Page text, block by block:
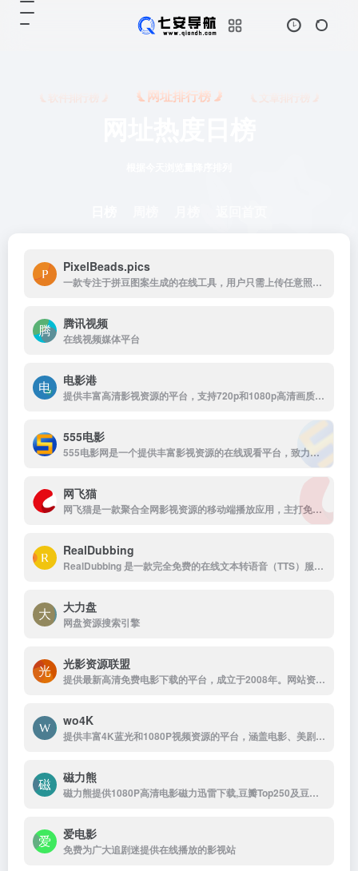
网址排行榜
PixelBeads.pics
一款专注于拼豆图案生成的在线工具，用户只需上传任意照片或图片，即可一键将其像素化为可打印的拼豆图稿。
腾讯视频
在线视频媒体平台
电影港
提供丰富高清影视资源的平台，支持720p和1080p高清画质下载。资源丰富，更新及时，支持免费下载，无需注册，是影视爱好者的理想选择。
555电影
555电影网是一个提供丰富影视资源的在线观看平台，致力于为用户提供高清、无广告的观影体验。该网站涵盖多种类型的影视内容，包括电影、电视剧、动漫、综艺等，满足不同观众的需求。
网飞猫
网飞猫是一款聚合全网影视资源的移动端播放应用，主打免费、高画...
RealDubbing
RealDubbing 是一款完全免费的在线文本转语音（TTS）服务，它通过先进的AI技术，帮助用户轻松将文字转换为自然、高质量的语音。
大力盘
网盘资源搜索引擎
光影资源联盟
提供最新高清免费电影下载的平台，成立于2008年。网站资源丰富，支持迅雷等多种下载方式，所有资源均可免费下载。平台明确声明不存储实际文件，所有资源均由用户自发共享，用户可放心使用。
wo4K
提供丰富4K蓝光和1080P视频资源的平台，涵盖电影、美剧、纪录片、演唱会等。资源丰富，更新及时，支持免费下载，是追求高清观影体验的用户的理想选择。
磁力熊
磁力熊提供1080P高清电影磁力迅雷下载,豆瓣Top250及豆瓣高分电影1080P高清磁力下载。
爱电影
免费为广大追剧迷提供在线播放的影视站